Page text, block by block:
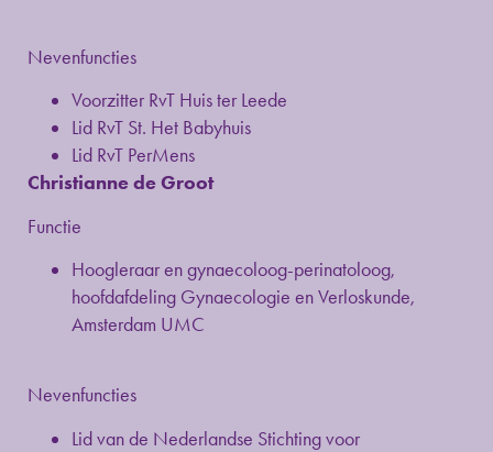
Nevenfuncties
Voorzitter RvT Huis ter Leede
Lid RvT St. Het Babyhuis
Lid RvT PerMens
Christianne de Groot
Functie
Hoogleraar en gynaecoloog-perinatoloog,
hoofdafdeling Gynaecologie en Verloskunde,
Amsterdam UMC
Nevenfuncties
Lid van de Nederlandse Stichting voor